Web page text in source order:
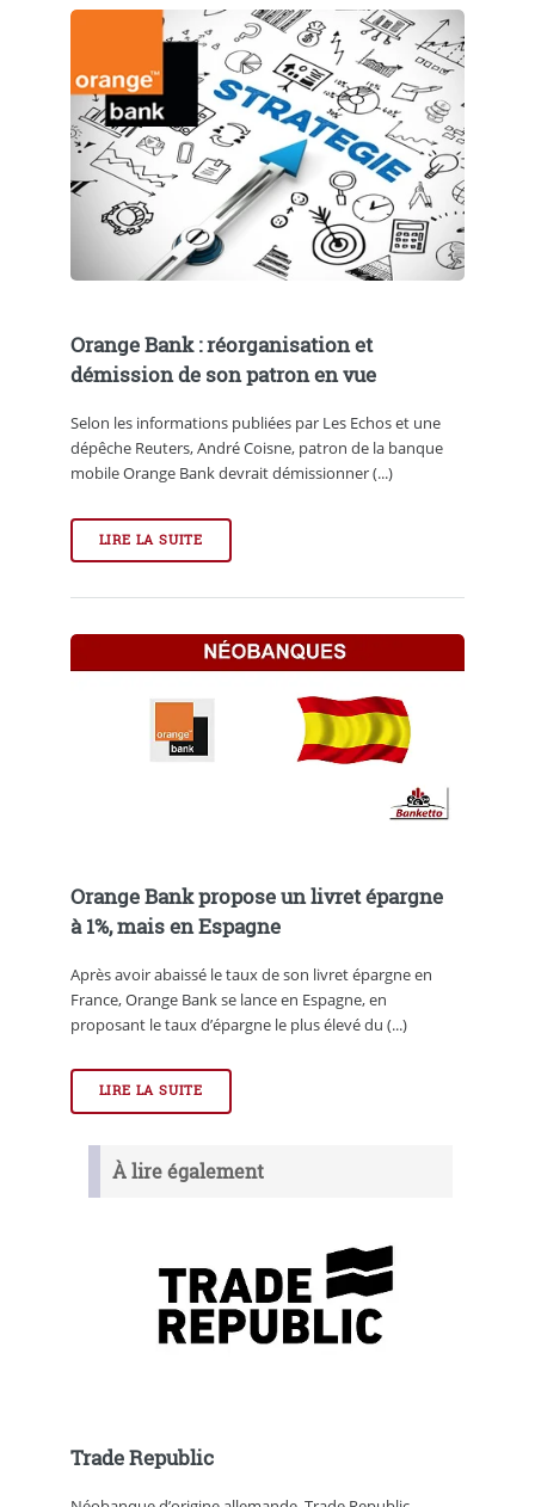
Orange Bank : réorganisation et
démission de son patron en vue
Selon les informations publiées par Les Echos et une
dépêche Reuters, André Coisne, patron de la banque
mobile Orange Bank devrait démissionner (...)
LIRE LA SUITE
Orange Bank propose un livret épargne
à 1%, mais en Espagne
Après avoir abaissé le taux de son livret épargne en
France, Orange Bank se lance en Espagne, en
proposant le taux d’épargne le plus élevé du (...)
LIRE LA SUITE
À lire également
Trade Republic